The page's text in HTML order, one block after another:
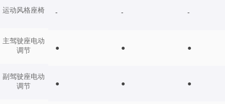
运动风格座椅
主驾驶座电动
调节
副驾驶座电动
调节
- - -
● ● ●
● ● ●